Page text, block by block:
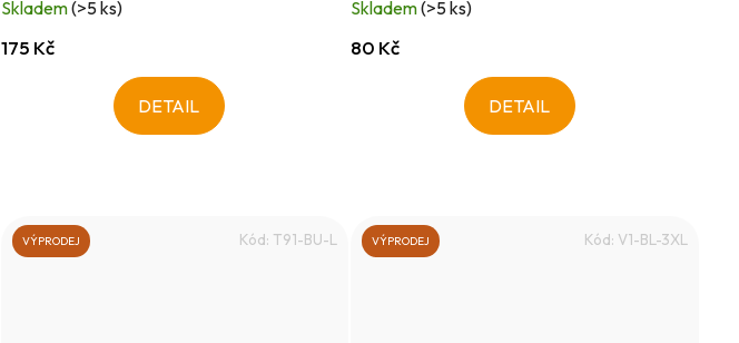
Skladem(>5 ks)
175 Kč
DETAIL
Skladem(>5 ks)
80 Kč
DETAIL
VÝPRODEJ Kód: T91-BU-L VÝPRODEJ Kód: V1-BL-3XL